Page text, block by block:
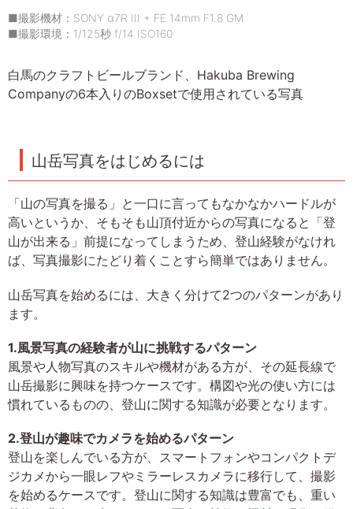
■撮影機材：SONY α7R III + FE 14mm F1.8 GM
■撮影環境：1/125秒 f/14 ISO160
白馬のクラフトビールブランド、Hakuba Brewing
Companyの6本入りのBoxsetで使用されている写真
山岳写真をはじめるには
「山の写真を撮る」と一口に言ってもなかなかハードルが
高いというか、そもそも山頂付近からの写真になると「登
山が出来る」前提になってしまうため、登山経験がなけれ
ば、写真撮影にたどり着くことすら簡単ではありません。
山岳写真を始めるには、大きく分けて2つのパターンがあり
ます。
1.風景写真の経験者が山に挑戦するパターン
風景や人物写真のスキルや機材がある方が、その延長線で
山岳撮影に興味を持つケースです。構図や光の使い方には
慣れているものの、登山に関する知識が必要となります。
2.登山が趣味でカメラを始めるパターン
登山を楽しんでいる方が、スマートフォンやコンパクトデ
ジカメから一眼レフやミラーレスカメラに移行して、撮影
を始めるケースです。登山に関する知識は豊富でも、重い